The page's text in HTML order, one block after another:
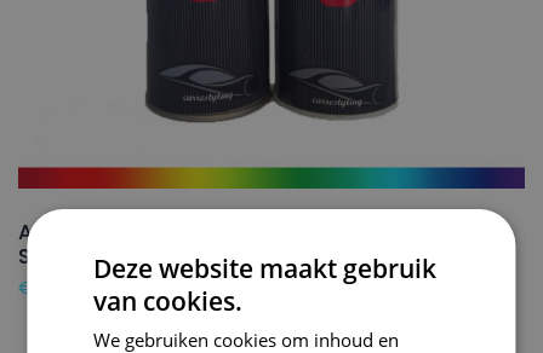
AUDI Autolak + Blanke lak Spuitbus L620
SAVANNAH BEIGE – 150ml
€
Deze website maakt gebruik
van cookies.
We gebruiken cookies om inhoud en